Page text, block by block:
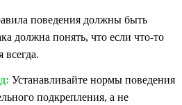
поведения должны быть
должна понять, что если что-то
всегда.
Устанавливайте нормы поведения
подкрепления, а не